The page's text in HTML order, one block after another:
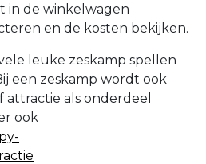
in de winkelwagen
en de kosten bekijken.
leuke zeskamp spellen
een zeskamp wordt ook
attractie als onderdeel
ook